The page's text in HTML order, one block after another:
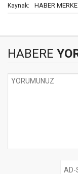
Kaynak: HABER
HABERE